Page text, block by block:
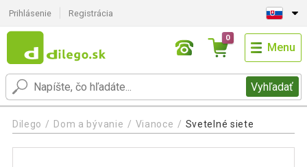
Prihlásenie Registrácia
Vyhľadať
0
Menu
Dilego Dom a bývanie Vianoce Svetelné siete